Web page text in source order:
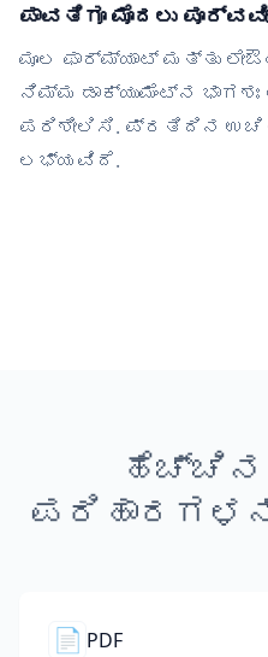
ಪಾವತಿಗೂ ಮೊದಲು
ಮೂಲ ಫಾರ್ಮ್ಯಾಟ್ ಮತ್ತು
ನಿಮ್ಮ ಡಾಕ್ಯುಮೆಂಟ್‌ನ
ಪರಿಶೀಲಿಸಿ. ಪ್ರತಿದಿನ
ಲಭ್ಯವಿದೆ.
ಹೆಚ್ಚಿನ
📄 PDF